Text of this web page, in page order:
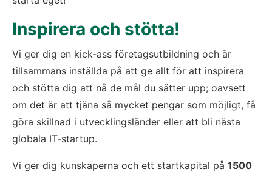
Inspirera och stötta!
Vi ger dig en kick-ass företagsutbildning och är
tillsammans inställda på att ge allt för att inspirera
och stötta dig att nå de mål du sätter upp; oavsett
om det är att tjäna så mycket pengar som möjligt, få
göra skillnad i utvecklingsländer eller att bli nästa
globala IT-startup.
Vi ger dig kunskaperna och ett startkapital på 1500